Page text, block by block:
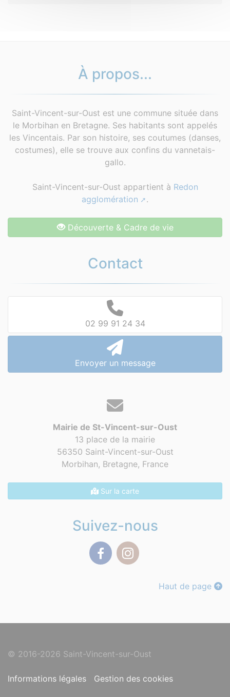
À propos...
Saint-Vincent-sur-Oust est une commune située dans
le Morbihan en Bretagne. Ses habitants sont appelés
les Vincentais. Par son histoire, ses coutumes (danses,
costumes), elle se trouve aux confins du vannetais-
gallo.
Saint-Vincent-sur-Oust appartient à Redon
agglomération
.
Découverte & Cadre de vie
Contact
02 99 91 24 34
Envoyer un message
Mairie de St-Vincent-sur-Oust
13 place de la mairie
56350 Saint-Vincent-sur-Oust
Morbihan, Bretagne, France
Sur la carte
Suivez-nous
Haut de page
© 2016-2026 Saint-Vincent-sur-Oust
Informations légales Gestion des cookies